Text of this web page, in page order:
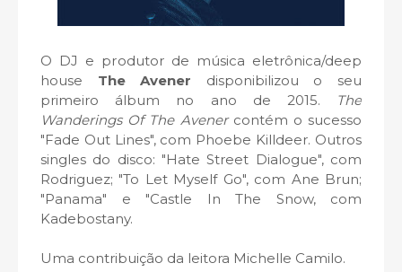
O DJ e produtor de música eletrônica/deep
house The Avener disponibilizou o seu
primeiro álbum no ano de 2015.
The
Wanderings Of The Avener contém o sucesso
"Fade Out Lines", com Phoebe Killdeer. Outros
singles do disco: "Hate Street Dialogue", com
Rodriguez; "To Let Myself Go", com Ane Brun;
"Panama" e "Castle In The Snow, com
Kadebostany.
Uma contribuição da leitora Michelle Camilo.